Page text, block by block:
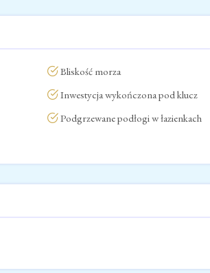
Bliskość morza
Inwestycja wykończona pod klucz
Podgrzewane podłogi w łazienkach